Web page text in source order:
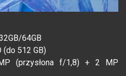
64GB
(do 512 GB)
(przysłona f/1,8) + 2 MP